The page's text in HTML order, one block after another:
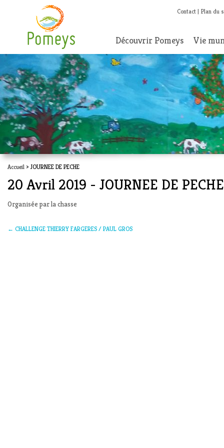
Contact Plan du
Découvrir Pomeys Vie
Accueil > JOURNEE DE PECHE
20 Avril 2019 - JOURNEE DE PECHE
Organisée par la chasse
← CHALLENGE THIERRY FARGERES / PAUL GROS